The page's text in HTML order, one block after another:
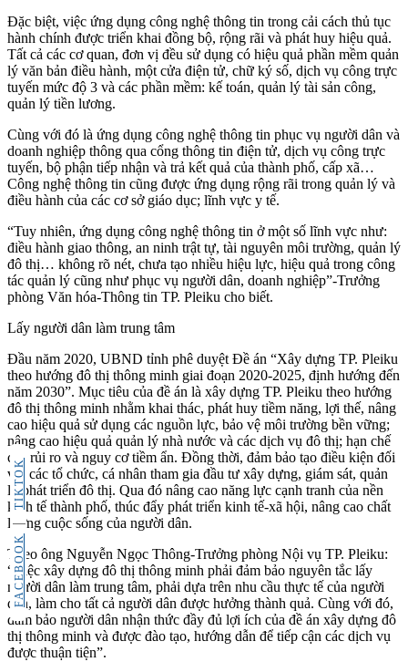
FACEBOOK
TIKTOK
Đặc biệt, việc ứng dụng công nghệ thông tin trong cải cách thủ tục
hành chính được triển khai đồng bộ, rộng rãi và phát huy hiệu quả.
Tất cả các cơ quan, đơn vị đều sử dụng có hiệu quả phần mềm quản
lý văn bản điều hành, một cửa điện tử, chữ ký số, dịch vụ công trực
tuyến mức độ 3 và các phần mềm: kế toán, quản lý tài sản công,
quản lý tiền lương.
Cùng với đó là ứng dụng công nghệ thông tin phục vụ người dân và
doanh nghiệp thông qua cổng thông tin điện tử, dịch vụ công trực
tuyến, bộ phận tiếp nhận và trả kết quả của thành phố, cấp xã…
Công nghệ thông tin cũng được ứng dụng rộng rãi trong quản lý và
điều hành của các cơ sở giáo dục; lĩnh vực y tế.
“Tuy nhiên, ứng dụng công nghệ thông tin ở một số lĩnh vực như:
điều hành giao thông, an ninh trật tự, tài nguyên môi trường, quản lý
đô thị… không rõ nét, chưa tạo nhiều hiệu lực, hiệu quả trong công
tác quản lý cũng như phục vụ người dân, doanh nghiệp”-Trưởng
phòng Văn hóa-Thông tin TP. Pleiku cho biết.
Lấy người dân làm trung tâm
Đầu năm 2020, UBND tỉnh phê duyệt Đề án “Xây dựng TP. Pleiku
theo hướng đô thị thông minh giai đoạn 2020-2025, định hướng đến
năm 2030”. Mục tiêu của đề án là xây dựng TP. Pleiku theo hướng
đô thị thông minh nhằm khai thác, phát huy tiềm năng, lợi thế, nâng
cao hiệu quả sử dụng các nguồn lực, bảo vệ môi trường bền vững;
nâng cao hiệu quả quản lý nhà nước và các dịch vụ đô thị; hạn chế
các rủi ro và nguy cơ tiềm ẩn. Đồng thời, đảm bảo tạo điều kiện đối
với các tổ chức, cá nhân tham gia đầu tư xây dựng, giám sát, quản
lý phát triển đô thị. Qua đó nâng cao năng lực cạnh tranh của nền
kinh tế thành phố, thúc đẩy phát triển kinh tế-xã hội, nâng cao chất
lượng cuộc sống của người dân.
Theo ông Nguyễn Ngọc Thông-Trưởng phòng Nội vụ TP. Pleiku:
“Việc xây dựng đô thị thông minh phải đảm bảo nguyên tắc lấy
người dân làm trung tâm, phải dựa trên nhu cầu thực tế của người
dân, làm cho tất cả người dân được hưởng thành quả. Cùng với đó,
đảm bảo người dân nhận thức đầy đủ lợi ích của đề án xây dựng đô
thị thông minh và được đào tạo, hướng dẫn để tiếp cận các dịch vụ
được thuận tiện”.